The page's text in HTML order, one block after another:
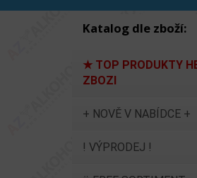
Katalog dle zboží:
★ TOP PRODUKTY
ZBOZI
+ NOVĚ V NABÍDCE +
! VÝPRODEJ !